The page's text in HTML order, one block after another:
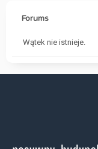
Forums
Wątek nie istnieje.